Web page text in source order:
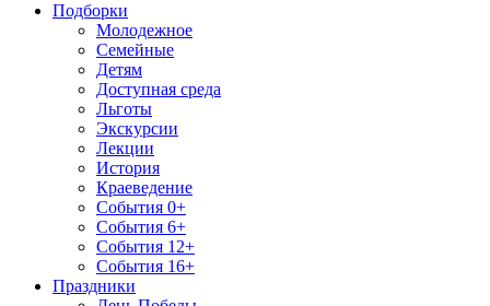
Подборки
Молодежное
Семейные
Детям
Доступная среда
Льготы
Экскурсии
Лекции
История
Краеведение
События 0+
События 6+
События 12+
События 16+
Праздники